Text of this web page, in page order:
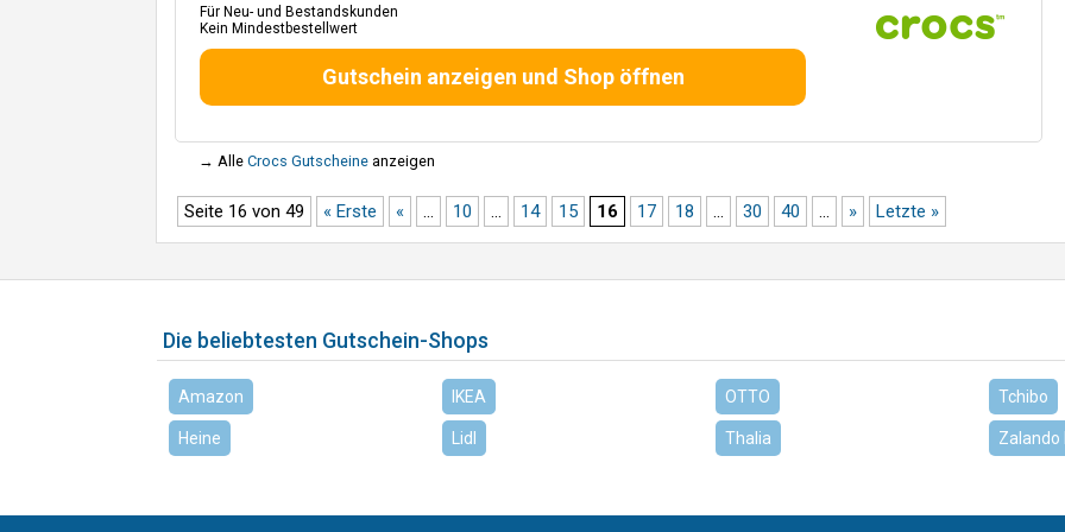
Für Neu- und Bestandskunden
Kein Mindestbestellwert
Gutschein anzeigen und Shop öffnen
→ Alle Crocs Gutscheine anzeigen
Seite 16 von 49 « Erste « ... 10 ... 14 15 16 17 18 ... 30 40 ... » Letzte »
Die beliebtesten Gutschein-Shops
Amazon
Heine
IKEA
Lidl
OTTO
Thalia
Tchibo
Zalando